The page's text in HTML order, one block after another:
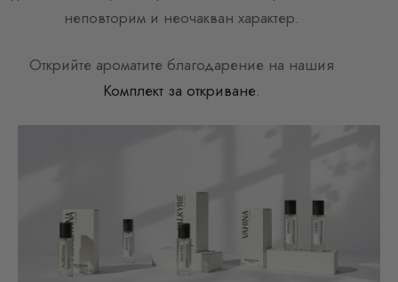
неповторим и неочакван характер.
Открийте ароматите благодарение на нашия
Комплект за откриване.